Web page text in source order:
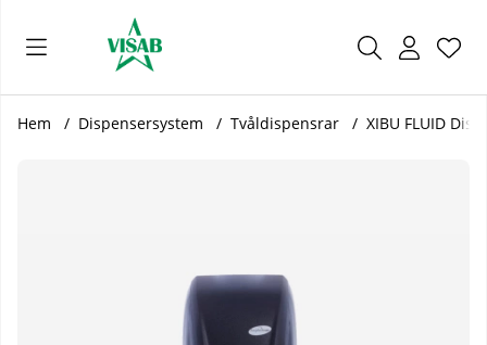
.
Hem Dispensersystem Tvåldispensrar XIBU FLUID